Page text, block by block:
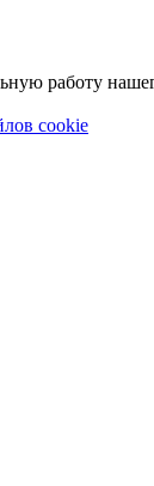
работу
cookie